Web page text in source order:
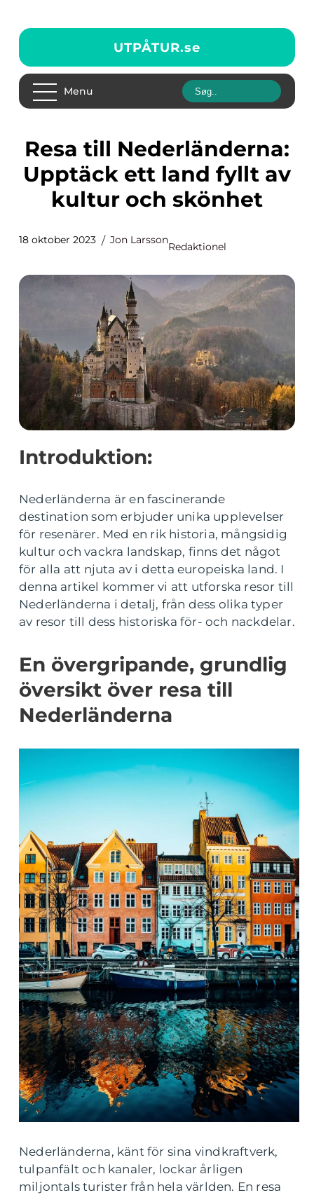
UTPÅTUR.se
Menu
Resa till Nederländerna:
Upptäck ett land fyllt av
kultur och skönhet
18 oktober 2023 Jon Larsson
Redaktionel
Introduktion:
Nederländerna är en fascinerande
destination som erbjuder unika upplevelser
för resenärer. Med en rik historia, mångsidig
kultur och vackra landskap, finns det något
för alla att njuta av i detta europeiska land. I
denna artikel kommer vi att utforska resor till
Nederländerna i detalj, från dess olika typer
av resor till dess historiska för- och nackdelar.
En övergripande, grundlig
översikt över resa till
Nederländerna
Nederländerna, känt för sina vindkraftverk,
tulpanfält och kanaler, lockar årligen
miljontals turister från hela världen. En resa